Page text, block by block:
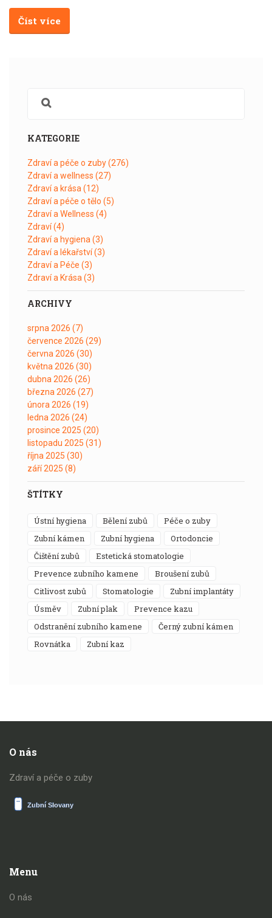
Číst více
KATEGORIE
Zdraví a péče o zuby(276)
Zdraví a wellness (27)
Zdraví a krása (12)
Zdraví a péče o tělo (5)
Zdraví a Wellness (4)
Zdraví(4)
Zdraví a hygiena (3)
Zdraví a lékařství(3)
Zdraví a Péče (3)
Zdraví a Krása (3)
ARCHIVY
srpna 2026 (7)
července 2026 (29)
června 2026 (30)
května 2026 (30)
dubna 2026 (26)
března 2026 (27)
února 2026 (19)
ledna 2026 (24)
prosince 2025 (20)
listopadu 2025 (31)
října 2025 (30)
září 2025 (8)
ŠTÍTKY
ústní hygiena bělení zubů
péče o zuby
zubní kámen
zubní hygiena
ortodoncie
čištění zubů
estetická stomatologie
prevence zubního kamene
broušení zubů
citlivost zubů
stomatologie
zubní implantáty
úsměv
zubní plak
prevence kazu
odstranění zubního kamene
černý zubní kámen
rovnátka
zubní kaz
O nás
Zdraví a péče o zuby
Menu
O nás